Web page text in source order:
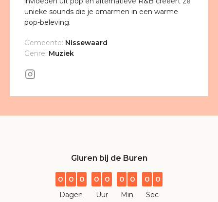
unieke sounds die je omarmen in een warme
pop-beleving.
Gemeente: Nissewaard
Genre: Muziek
Gluren bij de Buren
0 0 0
Dagen
0 0
Uur
0 0
Min
0 0
Sec